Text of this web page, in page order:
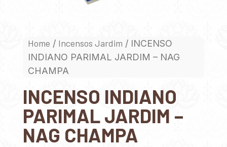
Home / Incensos Jardim / INCENSO
INDIANO PARIMAL JARDIM – NAG
CHAMPA
INCENSO INDIANO
PARIMAL JARDIM –
NAG CHAMPA